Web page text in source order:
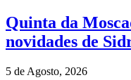
Quinta da
novidades de
5 de Agosto, 2026